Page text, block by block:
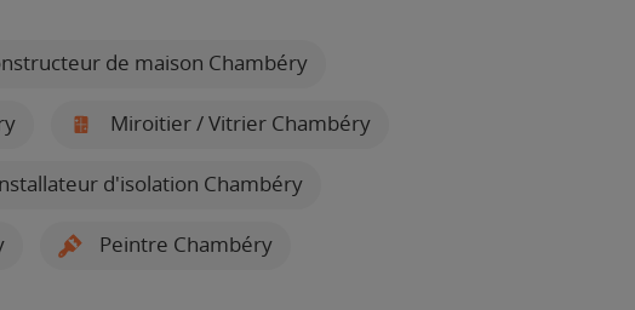
de maison Chambéry
Miroitier / Vitrier Chambéry
d'isolation Chambéry
Peintre Chambéry